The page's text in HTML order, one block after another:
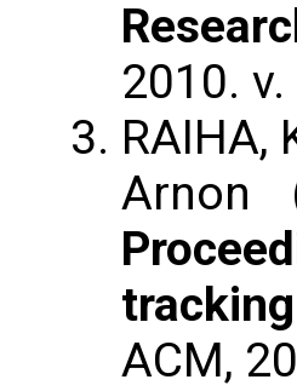
2010.
RAIHA,
Arnon
ACM,